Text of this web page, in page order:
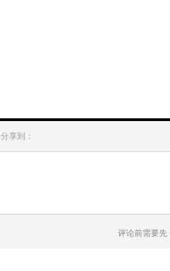
分享到：
评论前需要先